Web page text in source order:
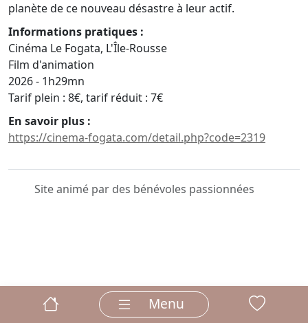
planète de ce nouveau désastre à leur actif.
Informations pratiques :
Cinéma Le Fogata, L'Île-Rousse
Film d'animation
2026 - 1h29mn
Tarif plein : 8€, tarif réduit : 7€
En savoir plus :
https://cinema-fogata.com/detail.php?code=2319
Site animé par des bénévoles passionnées
Menu